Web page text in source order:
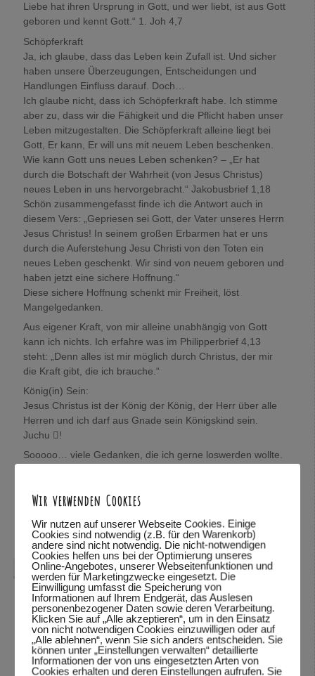
Liebe hat ihren Ursprung in Gott, und wer liebt, ist aus Gott
geboren und kennt Gott.“ 1. Joh 4,7
Schöpferkraft
Ja, ich glaube, dass das Leben kein Zufall ist. Und sicher
haben unsere Überzeugungen, Entscheidungen und
Handlungen Einfluss darauf. Doch…
Ich glaube nicht, dass ich Schöpferkraft habe. Ich stimme
aber zu, dass wir die Fähigkeit und die Pflicht haben unser
Leben mitzugestalten. Die Schöpferkraft alleine liegt bei
Gott, Er kann, Er will uns mit neuem Leben beschenken.
Wie kann Gott uns neues Leben schenken? – „Er hat
durch die Botschaft der Wahrheit (von Jesus Christus)
neues Leben in uns hervorgebracht.“ Jakobusbrief 1,18
Schön zusammengefasst finde ich die Antwort auch in
diesem Vers: „Gepriesen sei Gott, der Vater unseres Herrn
Jesus Christus! In seinem großen Erbarmen hat er uns
durch die Auferstehung Jesu Christi von den Toten ein
neues Leben geschenkt. Wir sind von neuem geboren und
haben jetzt eine sichere Hoffnung.“
Diese sichere Hoffnung schenkt mir Freiheit, löst
Mangelgedanken.
Aus eigener Kraft, von mir alleine unabhängig von Gott
kann ich nichts. Ich erfahre was im Philipperbrief 4,13
steht: „Denn alles ist mir möglich durch Christus, der mir
die Kraft gibt, die ich brauche.“
König(in) Sein:
Jesus Christus ist der König der König, der Herr über alle
Herren und ich darf aus Gnade sein Königskind sein.
Juchu !
Sooooo… viele Gedanken, die ich gerne loswerden wollte.
In Verbundenheit,
Mira
Antworten↓
Wolfgang Dodelsagte am28.10.2015 um 22:08 :
Hallo Mira,
vielen Dank für das mitteilen deiner Gedanken. Schön,
dass du so viele Bibelstellen zitieren kannst und mit uns
teilst.
Was ich über deine Gedanken denke? Ich habe deine
Wir verwenden Cookies
Wir nutzen auf unserer Webseite Cookies. Einige
Cookies sind notwendig (z.B. für den Warenkorb)
andere sind nicht notwendig. Die nicht-notwendigen
Cookies helfen uns bei der Optimierung unseres
Online-Angebotes, unserer Webseitenfunktionen und
werden für Marketingzwecke eingesetzt. Die
Einwilligung umfasst die Speicherung von
Informationen auf Ihrem Endgerät, das Auslesen
personenbezogener Daten sowie deren Verarbeitung.
Klicken Sie auf „Alle akzeptieren“, um in den Einsatz
von nicht notwendigen Cookies einzuwilligen oder auf
„Alle ablehnen“, wenn Sie sich anders entscheiden. Sie
können unter „Einstellungen verwalten“ detaillierte
Informationen der von uns eingesetzten Arten von
Cookies erhalten und deren Einstellungen aufrufen. Sie